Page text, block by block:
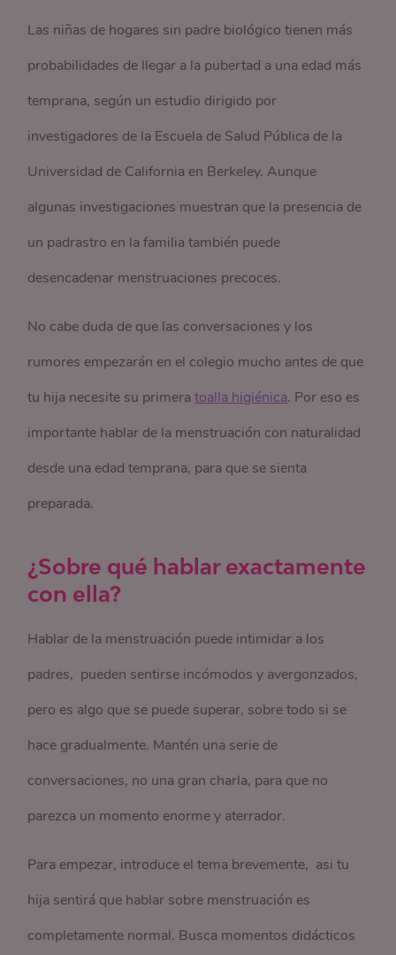
Las niñas de hogares sin padre biológico tienen más
probabilidades de llegar a la pubertad a una edad más
temprana, según un estudio dirigido por
investigadores de la Escuela de Salud Pública de la
Universidad de California en Berkeley. Aunque
algunas investigaciones muestran que la presencia de
un padrastro en la familia también puede
desencadenar menstruaciones precoces.
No cabe duda de que las conversaciones y los
rumores empezarán en el colegio mucho antes de que
tu hija necesite su primeratoalla higiénica. Por eso es
importante hablar de la menstruación con naturalidad
desde una edad temprana, para que se sienta
preparada.
¿Sobre qué hablar exactamente
con ella?
Hablar de la menstruación puede intimidar a los
padres, pueden sentirse incómodos y avergonzados,
pero es algo que se puede superar, sobre todo si se
hace gradualmente. Mantén una serie de
conversaciones, no una gran charla, para que no
parezca un momento enorme y aterrador.
Para empezar, introduce el tema brevemente, asi tu
hija sentirá que hablar sobre menstruación es
completamente normal. Busca momentos didácticos